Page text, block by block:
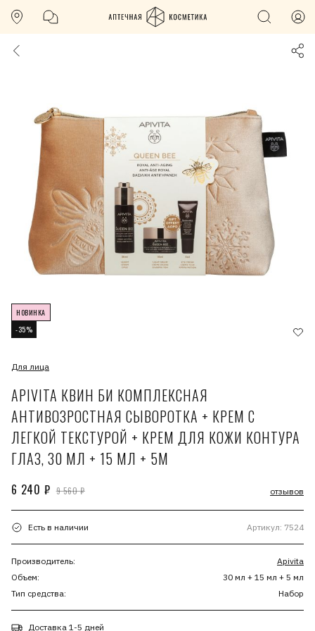
НОВИНКА
-35%
Для лица
APIVITA КВИН БИ КОМПЛЕКСНАЯ
АНТИВОЗРОСТНАЯ СЫВОРОТКА + КРЕМ С
ЛЕГКОЙ ТЕКСТУРОЙ + КРЕМ ДЛЯ КОЖИ КОНТУРА
ГЛАЗ, 30 МЛ + 15 МЛ + 5М
6 240 ₽ 9 560 ₽ отзывов
Есть в наличии Артикул: 7524
Производитель:
Apivita
Объем:
30 мл + 15 мл + 5 мл
Тип средства:
Набор
Доставка 1-5 дней